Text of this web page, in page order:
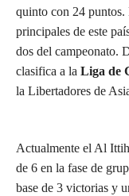
quinto con 24
principales de este
dos del campeonato.
clasifica a la Liga de
la Libertadores de
Actualmente el Al
de 6 en la fase de
base de 3 victorias y